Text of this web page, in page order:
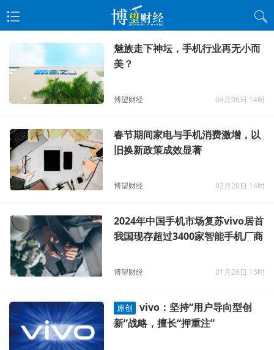
魅族走下神坛，手机行业再无小而
美？
博望财经 03月06日 14时
春节期间家电与手机消费激增，以
旧换新政策成效显著
博望财经 02月20日 14时
2024年中国手机市场复苏vivo居首
我国现存超过3400家智能手机厂商
博望财经 01月26日 15时
原创
vivo：坚持“用户导向型创
新”战略，擅长“押重注”